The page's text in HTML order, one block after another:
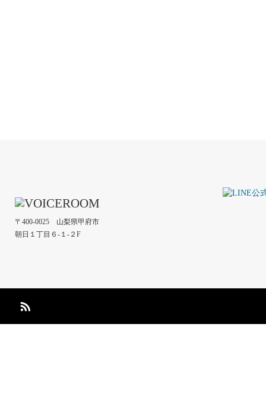
〒400-0025 山梨県甲府市
朝日１丁目６-１-２F